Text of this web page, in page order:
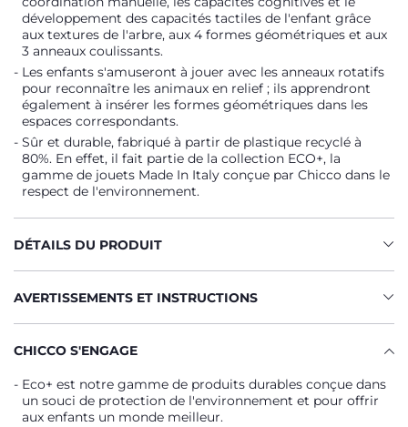
développement des capacités tactiles de l'enfant grâce
aux textures de l'arbre, aux 4 formes géométriques et aux
3 anneaux coulissants.
Les enfants s'amuseront à jouer avec les anneaux rotatifs
pour reconnaître les animaux en relief ; ils apprendront
également à insérer les formes géométriques dans les
espaces correspondants.
Sûr et durable, fabriqué à partir de plastique recyclé à
80%. En effet, il fait partie de la collection ECO+, la
gamme de jouets Made In Italy conçue par Chicco dans le
respect de l'environnement.
DÉTAILS DU PRODUIT
AVERTISSEMENTS ET INSTRUCTIONS
CHICCO S'ENGAGE
Eco+ est notre gamme de produits durables conçue dans
un souci de protection de l'environnement et pour offrir
aux enfants un monde meilleur.